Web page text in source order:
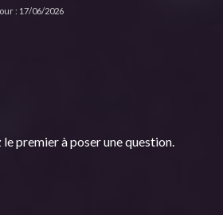
: 17/06/2026
premier à poser une question.